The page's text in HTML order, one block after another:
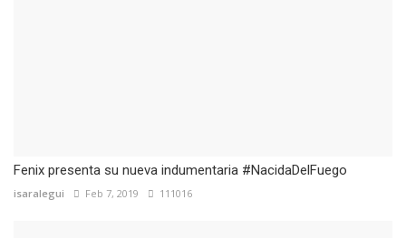
Fenix presenta su nueva indumentaria #NacidaDelFuego
isaralegui Feb 7, 2019 111016